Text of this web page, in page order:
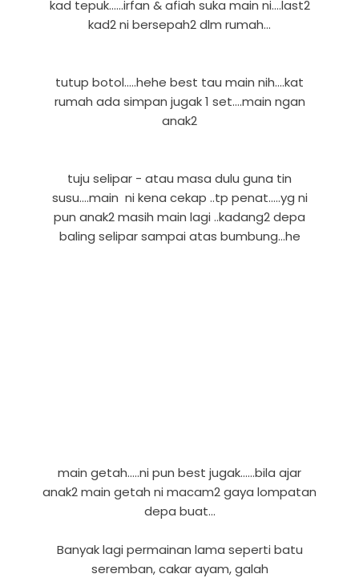
kad tepuk......irfan & afiah suka main ni....last2
kad2 ni bersepah2 dlm rumah...
tutup botol.....hehe best tau main nih....kat
rumah ada simpan jugak 1 set....main ngan
anak2
tuju selipar - atau masa dulu guna tin
susu....main ni kena cekap ..tp penat.....yg ni
pun anak2 masih main lagi ..kadang2 depa
baling selipar sampai atas bumbung...he
main getah.....ni pun best jugak......bila ajar
anak2 main getah ni macam2 gaya lompatan
depa buat...
Banyak lagi permainan lama seperti batu
seremban, cakar ayam, galah